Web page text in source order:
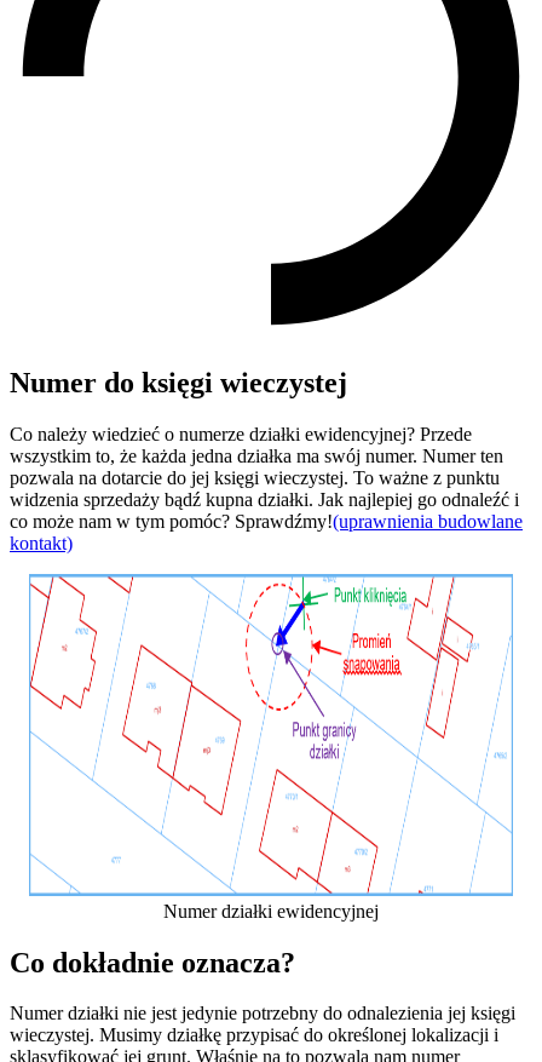
Numer do księgi wieczystej
Co należy wiedzieć o numerze działki ewidencyjnej? Przede
wszystkim to, że każda jedna działka ma swój numer. Numer ten
pozwala na dotarcie do jej księgi wieczystej. To ważne z punktu
widzenia sprzedaży bądź kupna działki. Jak najlepiej go odnaleźć i
co może nam w tym pomóc? Sprawdźmy!(uprawnienia budowlane
kontakt)
Numer działki ewidencyjnej
Co dokładnie oznacza?
Numer działki nie jest jedynie potrzebny do odnalezienia jej księgi
wieczystej. Musimy działkę przypisać do określonej lokalizacji i
sklasyfikować jej grunt. Właśnie na to pozwala nam numer